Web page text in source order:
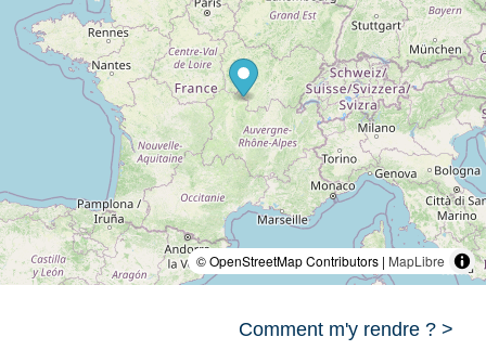
© OpenStreetMap Contributors | MapLibre
Comment m'y rendre ? >